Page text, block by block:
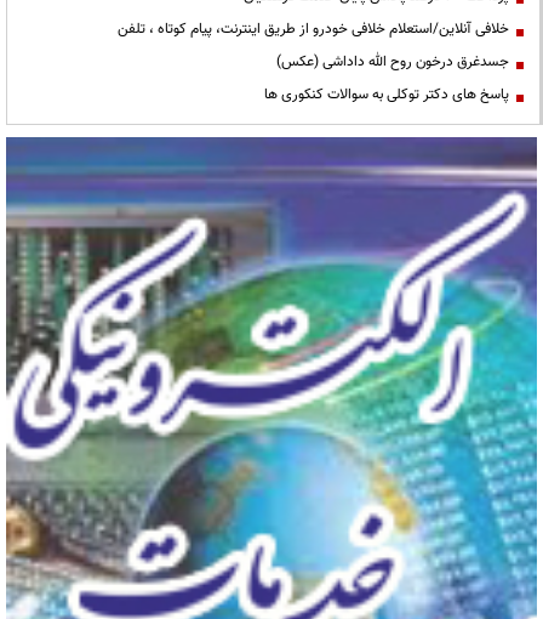
خلافی آنلاین/استعلام خلافی خودرو از طریق اینترنت، پیام کوتاه ، تلفن
جسدغرق درخون روح الله داداشی (عکس)
پاسخ های دکتر توکلی به سوالات کنکوری ها